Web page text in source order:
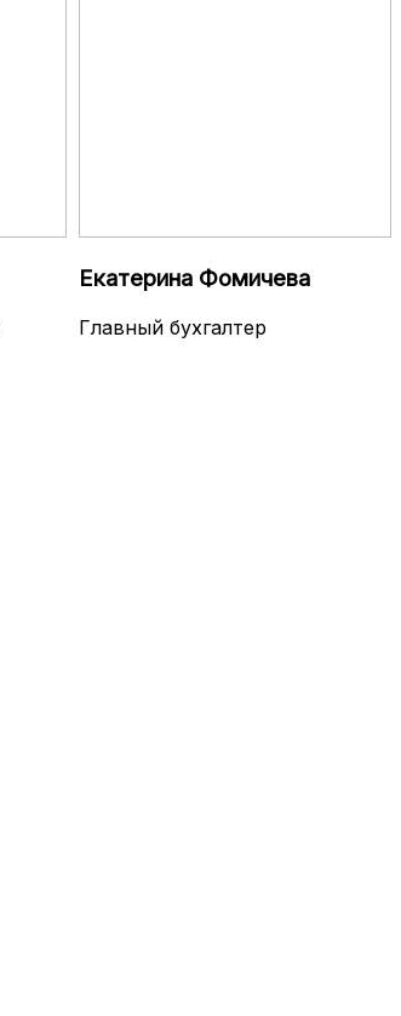
Екатерина Фомичева
Главный бухгалтер